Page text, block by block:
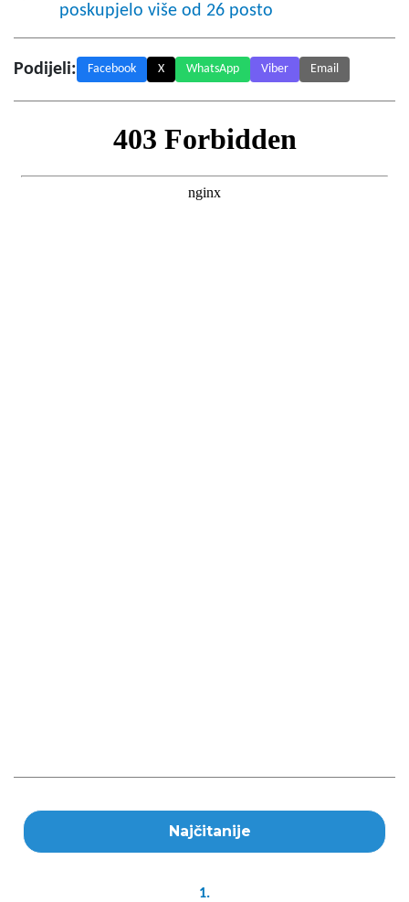
poskupjelo više od 26 posto
Podijeli: Facebook X WhatsApp Viber Email
Najčitanije
1.